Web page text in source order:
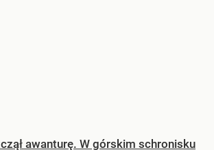
awanturę. W górskim schronisku